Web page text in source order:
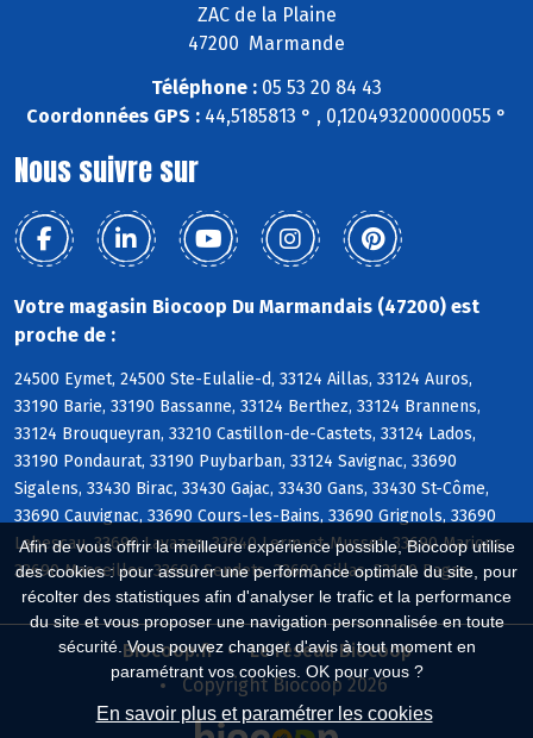
Afin de vous offrir la meilleure expérience possible, Biocoop utilise
des cookies : pour assurer une performance optimale du site, pour
récolter des statistiques afin d'analyser le trafic et la performance
du site et vous proposer une navigation personnalisée en toute
sécurité. Vous pouvez changer d'avis à tout moment en
paramétrant vos cookies. OK pour vous ?
En savoir plus et paramétrer les cookies
ZAC de la Plaine
47200 Marmande
Téléphone : 05 53 20 84 43
Coordonnées GPS : 44,5185813 ° , 0,120493200000055 °
Nous suivre sur
Votre magasin Biocoop Du Marmandais (47200) est
proche de :
24500 Eymet, 24500 Ste-Eulalie-d, 33124 Aillas, 33124 Auros,
33190 Barie, 33190 Bassanne, 33124 Berthez, 33124 Brannens,
33124 Brouqueyran, 33210 Castillon-de-Castets, 33124 Lados,
33190 Pondaurat, 33190 Puybarban, 33124 Savignac, 33690
Sigalens, 33430 Birac, 33430 Gajac, 33430 Gans, 33430 St-Côme,
33690 Cauvignac, 33690 Cours-les-Bains, 33690 Grignols, 33690
Labescau, 33690 Lavazan, 33840 Lerm-et-Musset, 33690 Marions,
33690 Masseilles, 33690 Sendets, 33690 Sillas, 33190 Bagas
Biocoop.fr
Le réseau Biocoop
Copyright Biocoop 2026